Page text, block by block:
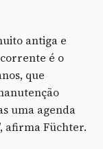
antiga e
é o
que
uma agenda
afirma Füchter.